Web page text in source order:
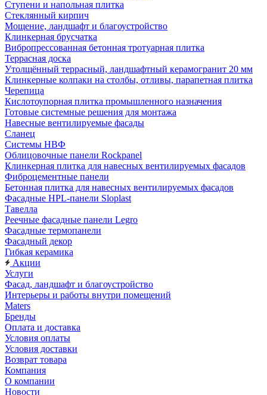
Ступени и напольная плитка
Cтеклянный кирпич
Мощение, ландшафт и благоустройство
Клинкерная брусчатка
Вибропрессованная бетонная тротуарная плитка
Террасная доска
Утолщённый террасный, ландшафтный керамогранит 20 мм
Клинкерные колпаки на столбы, отливы, парапетная плитка
Черепица
Кислотоупорная плитка промышленного назначения
Готовые системные решения для монтажа
Навесные вентилируемые фасады
Сланец
Системы НВФ
Облицовочные панели Rockpanel
Клинкерная плитка для навесных вентилируемых фасадов
Фиброцементные панели
Бетонная плитка для навесных вентилируемых фасадов
Фасадные HPL-панели Sloplast
Тавелла
Реечные фасадные панели Legro
Фасадные термопанели
Фасадный декор
Гибкая керамика
Акции
Услуги
Фасад, ландшафт и благоустройство
Интерьеры и работы внутри помещений
Maters
Бренды
Оплата и доставка
Условия оплаты
Условия доставки
Возврат товара
Компания
О компании
Новости